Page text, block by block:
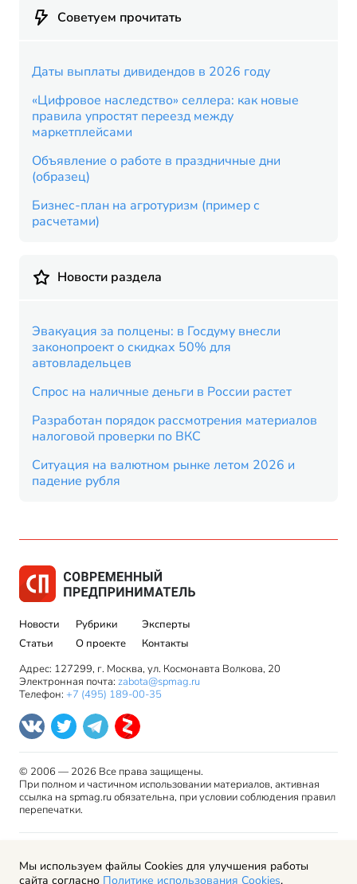
Советуем прочитать
Даты выплаты дивидендов в 2026 году
«Цифровое наследство» селлера: как новые
правила упростят переезд между
маркетплейсами
Объявление о работе в праздничные дни
(образец)
Бизнес-план на агротуризм (пример с
расчетами)
Новости раздела
Эвакуация за полцены: в Госдуму внесли
законопроект о скидках 50% для
автовладельцев
Спрос на наличные деньги в России растет
Разработан порядок рассмотрения материалов
налоговой проверки по ВКС
Ситуация на валютном рынке летом 2026 и
падение рубля
Новости
Статьи
Рубрики
О проекте
Эксперты
Контакты
Адрес: 127299, г. Москва, ул. Космонавта Волкова, 20
Электронная почта: zabota@spmag.ru
Телефон: +7 (495) 189-00-35
© 2006 — 2026 Все права защищены.
При полном и частичном использовании материалов, активная
ссылка на spmag.ru обязательна, при условии соблюдения правил
перепечатки.
права
Пользовательское соглашение
Мы используем файлы Cookies для улучшения работы
сайта согласно Политике использования Cookies.